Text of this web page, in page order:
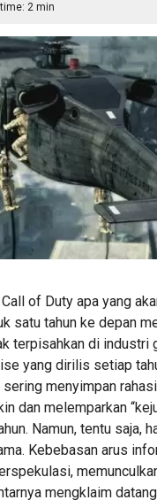
2 min
of Duty apa yang
satu tahun ke depan
terpisahkan di industri
yang dirilis setiap
menyimpan
dan melemparkan
Namun, tentu saja,
Kebebasan arus
mengklaim